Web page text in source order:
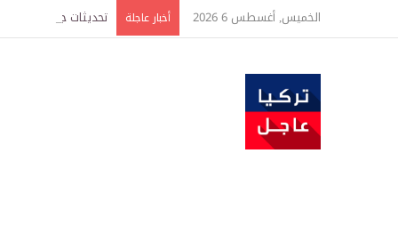
الخميس, أغسطس 6 2026 أخبار عاجلة